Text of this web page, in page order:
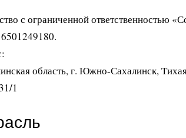
с ограниченной ответственностью
область, г. Южно-Сахалинск,
1